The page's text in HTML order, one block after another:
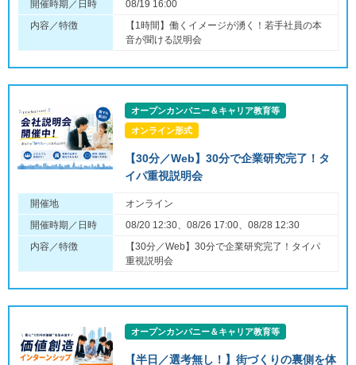
開催時期／日時
08/19 16:00
内容／特徴
【1時間】働くイメージが湧く！若手社員の本
音が聞ける説明会
オープンカンパニー＆キャリア教育等
オンライン形式
【30分／Web】30分で企業研究完了！タ
イパ重視説明会
開催地
オンライン
開催時期／日時
08/20 12:30、08/26 17:00、08/28 12:30
内容／特徴
【30分／Web】30分で企業研究完了！タイパ
重視説明会
オープンカンパニー＆キャリア教育等
【半日／選考無し！】街づくりの裏側を体